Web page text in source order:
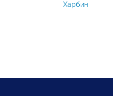
Харбин